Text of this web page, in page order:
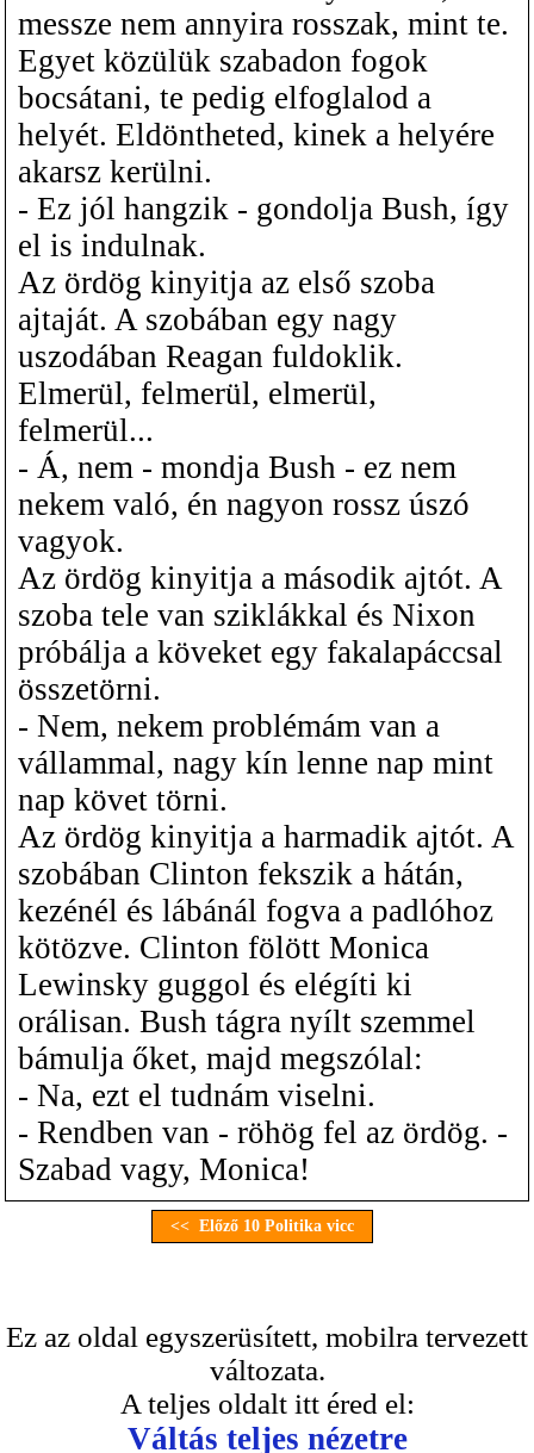
messze nem annyira rosszak, mint te.
Egyet közülük szabadon fogok
bocsátani, te pedig elfoglalod a
helyét. Eldöntheted, kinek a helyére
akarsz kerülni.
- Ez jól hangzik - gondolja Bush, így
el is indulnak.
Az ördög kinyitja az első szoba
ajtaját. A szobában egy nagy
uszodában Reagan fuldoklik.
Elmerül, felmerül, elmerül,
felmerül...
- Á, nem - mondja Bush - ez nem
nekem való, én nagyon rossz úszó
vagyok.
Az ördög kinyitja a második ajtót. A
szoba tele van sziklákkal és Nixon
próbálja a köveket egy fakalapáccsal
összetörni.
- Nem, nekem problémám van a
vállammal, nagy kín lenne nap mint
nap követ törni.
Az ördög kinyitja a harmadik ajtót. A
szobában Clinton fekszik a hátán,
kezénél és lábánál fogva a padlóhoz
kötözve. Clinton fölött Monica
Lewinsky guggol és elégíti ki
orálisan. Bush tágra nyílt szemmel
bámulja őket, majd megszólal:
- Na, ezt el tudnám viselni.
- Rendben van - röhög fel az ördög. -
Szabad vagy, Monica!
<< Előző 10 Politika vicc
Ez az oldal egyszerüsített, mobilra tervezett
változata.
A teljes oldalt itt éred el:
Váltás teljes nézetre